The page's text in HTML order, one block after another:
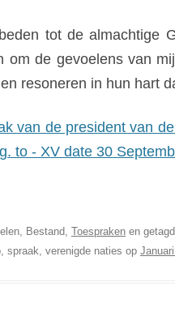
tot de almachtige
om de gevoelens van
resoneren in hun hart
van de president van
to - XV date 30
Bestand, Toespraken en
spraak, verenigde naties op